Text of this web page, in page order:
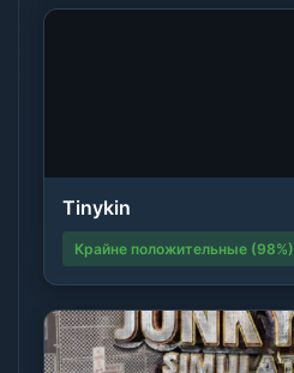
Tinykin
Крайне положительные (98%)